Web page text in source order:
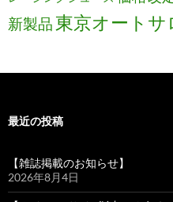
新製品 東京オートサ
最近の投稿
【雑誌掲載のお知らせ】
2026年8月4日